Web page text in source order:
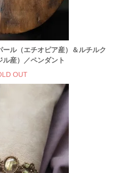
ル（エチオピア産）＆ルチルク
ル産）／ペンダント
OUT